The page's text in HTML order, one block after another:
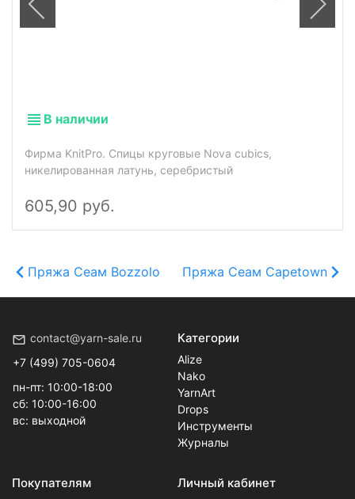
В наличии
Фирма KnitPro. Спицы круговые Nova cubics,
никелированная латунь, серебристый
605,90 руб.
Пряжа Сеам Bozzolo Пряжа Сеам Capetown
contact@yarn-sale.ru
+7 (499) 705-0604
пн-пт: 10:00-18:00
сб: 10:00-16:00
вс: выходной
Категории
Alize
Nako
YarnArt
Drops
Инструменты
Журналы
Покупателям Личный кабинет